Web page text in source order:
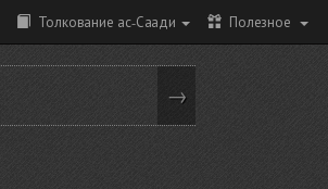
Толкование ас-Саади Полезное
→